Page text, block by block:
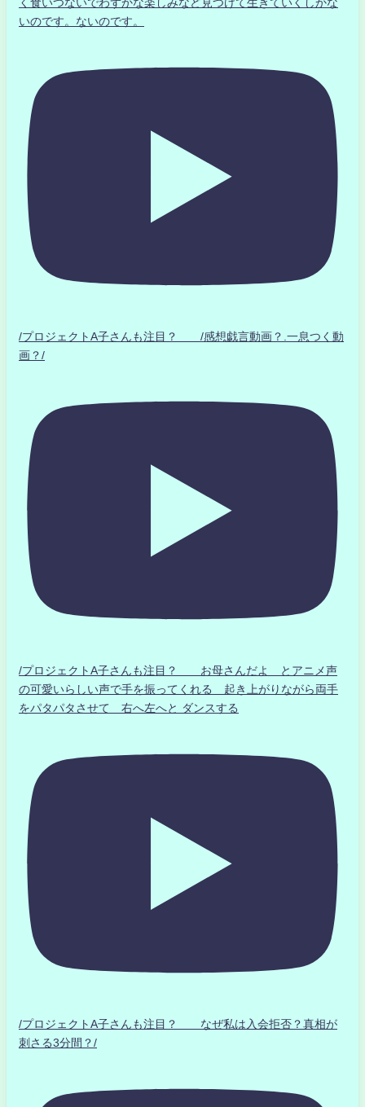
いのです。ないのです。
/プロジェクトA子さんも注目？ /感想戯言動画？.一息つく動
画？/
/プロジェクトA子さんも注目？ お母さんだよ とアニメ声
の可愛いらしい声で手を振ってくれる 起き上がりながら両手
をパタパタさせて 右へ左へと ダンスする
/プロジェクトA子さんも注目？ なぜ私は入会拒否？真相が
刺さる3分間？/